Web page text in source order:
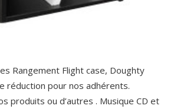
Rangement Flight case, Doughty
réduction pour nos adhérents.
produits ou d’autres . Musique CD et